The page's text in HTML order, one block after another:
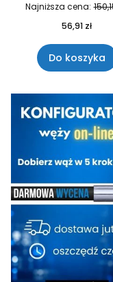
Najniższa cena:
56,91 zł
Do koszyka